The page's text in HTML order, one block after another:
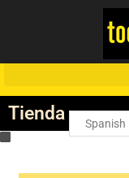
Tienda